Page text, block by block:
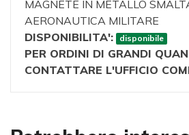
MAGNETE IN METALLO
AERONAUTICA MILITARE
DISPONIBILITA':
disponibile
PER ORDINI DI GRANDI
CONTATTARE L'UFFICIO